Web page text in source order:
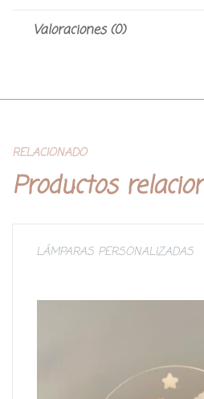
Valoraciones (0)
RELACIONADO
Productos
LÁMPARAS PERSONALIZADAS